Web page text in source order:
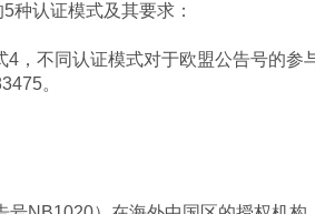
种认证模式及其要求：
，不同认证模式对于欧盟公告号的参
。